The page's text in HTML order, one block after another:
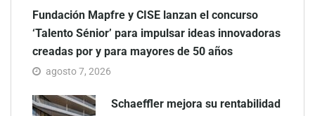
Fundación Mapfre y CISE lanzan el concurso
‘Talento Sénior’ para impulsar ideas innovadoras
creadas por y para mayores de 50 años
agosto 7, 2026
Schaeffler mejora su rentabilidad